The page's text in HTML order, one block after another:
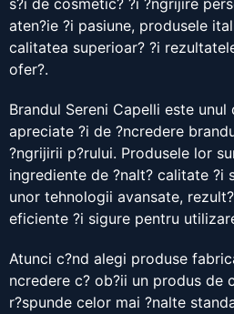
s?i de cosmetic? ?i ?ngrijire
aten?ie ?i pasiune, produsele
calitatea superioar? ?i
ofer?.
Brandul Sereni Capelli este unul
apreciate ?i de ?ncredere
?ngrijirii p?rului. Produsele lor
ingrediente de ?nalt? calitate ?i
unor tehnologii avansate,
eficiente ?i sigure pentru
Atunci c?nd alegi produse
ncredere c? ob?ii un produs de
r?spunde celor mai ?nalte